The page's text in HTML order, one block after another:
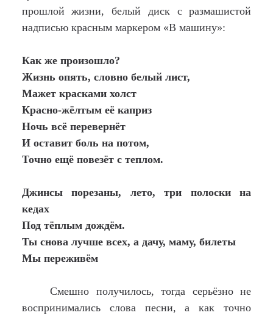
прошлой жизни, белый диск с размашистой
надписью красным маркером «В машину»:
Как же произошло?
Жизнь опять, словно белый лист,
Мажет красками холст
Красно-жёлтым её каприз
Ночь всё перевернёт
И оставит боль на потом,
Точно ещё повезёт с теплом.
Джинсы порезаны, лето, три полоски на
кедах
Под тёплым дождём.
Ты снова лучше всех, а дачу, маму, билеты
Мы переживём
Смешно получилось, тогда серьёзно не
воспринимались слова песни, а как точно